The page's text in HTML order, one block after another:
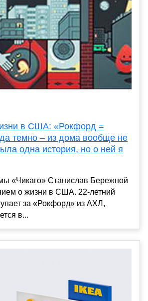
в США: «Рокфорд =
темно – из дома вообще не
одна история, но о ней я
«Чикаго» Станислав Бережной
о жизни в США. 22-летний
за «Рокфорд» из АХЛ,
в...